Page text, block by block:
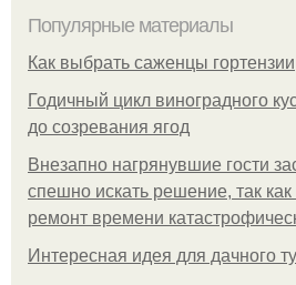
Популярные материалы
Как выбрать саженцы гортензии
Годичный цикл виноградного
до созревания ягод
Внезапно нагрянувшие гости
спешно искать решение, так
ремонт времени
Интересная идея для дачного